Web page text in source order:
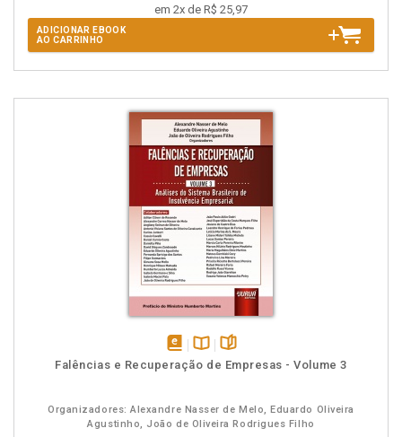
em 2x de R$ 25,97
ADICIONAR EBOOK
AO CARRINHO
disponívelDisponível
páginas
Falências e Recuperação de Empresas - Volume 3
Organizadores: Alexandre Nasser de Melo, Eduardo Oliveira
Agustinho, João de Oliveira Rodrigues Filho